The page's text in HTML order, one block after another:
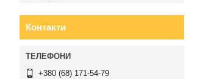
Контакти
+380 (68) 171-54-79